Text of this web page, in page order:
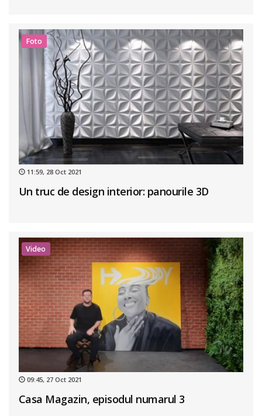
Foto
11:59, 28 Oct 2021
Un truc de design interior: panourile 3D
Video
09:45, 27 Oct 2021
Casa Magazin, episodul numarul 3